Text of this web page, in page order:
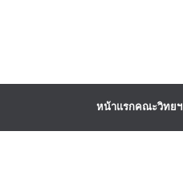
หน้าแรกคณะวิทยฯ